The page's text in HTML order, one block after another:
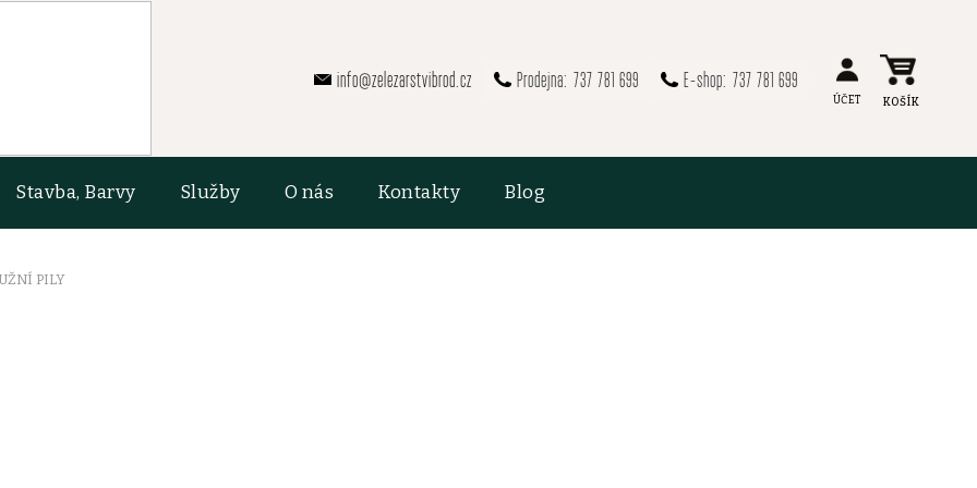
737 781 699
737 781 699
info@zelezarstvibrod.cz
Stavba, Barvy Služby O nás Kontakty Blog
PILY